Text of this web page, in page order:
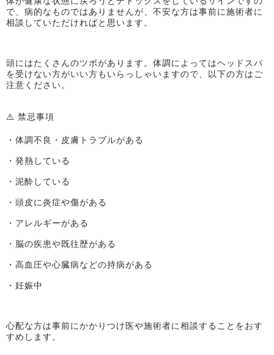
で、病的なものではありませんが、不安な方は事前に施術者に
相談していただければと思います。
頭にはたくさんのツボがあります。体調によってはヘッドスパ
を受けない方がいい方もいらっしゃいますので、以下の方はご
注意ください。
⚠️ 禁忌事項
・体調不良・皮膚トラブルがある
・発熱している
・泥酔している
・頭皮に炎症や傷がある
・アレルギーがある
・脳の疾患や既往歴がある
・高血圧や心臓病などの持病がある
・妊娠中
心配な方は事前にかかりつけ医や施術者に相談することをおす
すめします。